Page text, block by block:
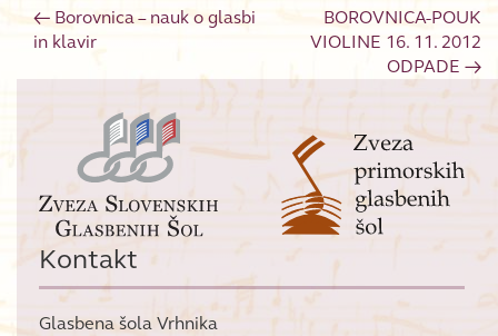
Post navigation
← Borovnica – nauk o glasbi
in klavir
BOROVNICA-POUK
VIOLINE 16. 11. 2012
ODPADE →
Kontakt
Glasbena šola Vrhnika